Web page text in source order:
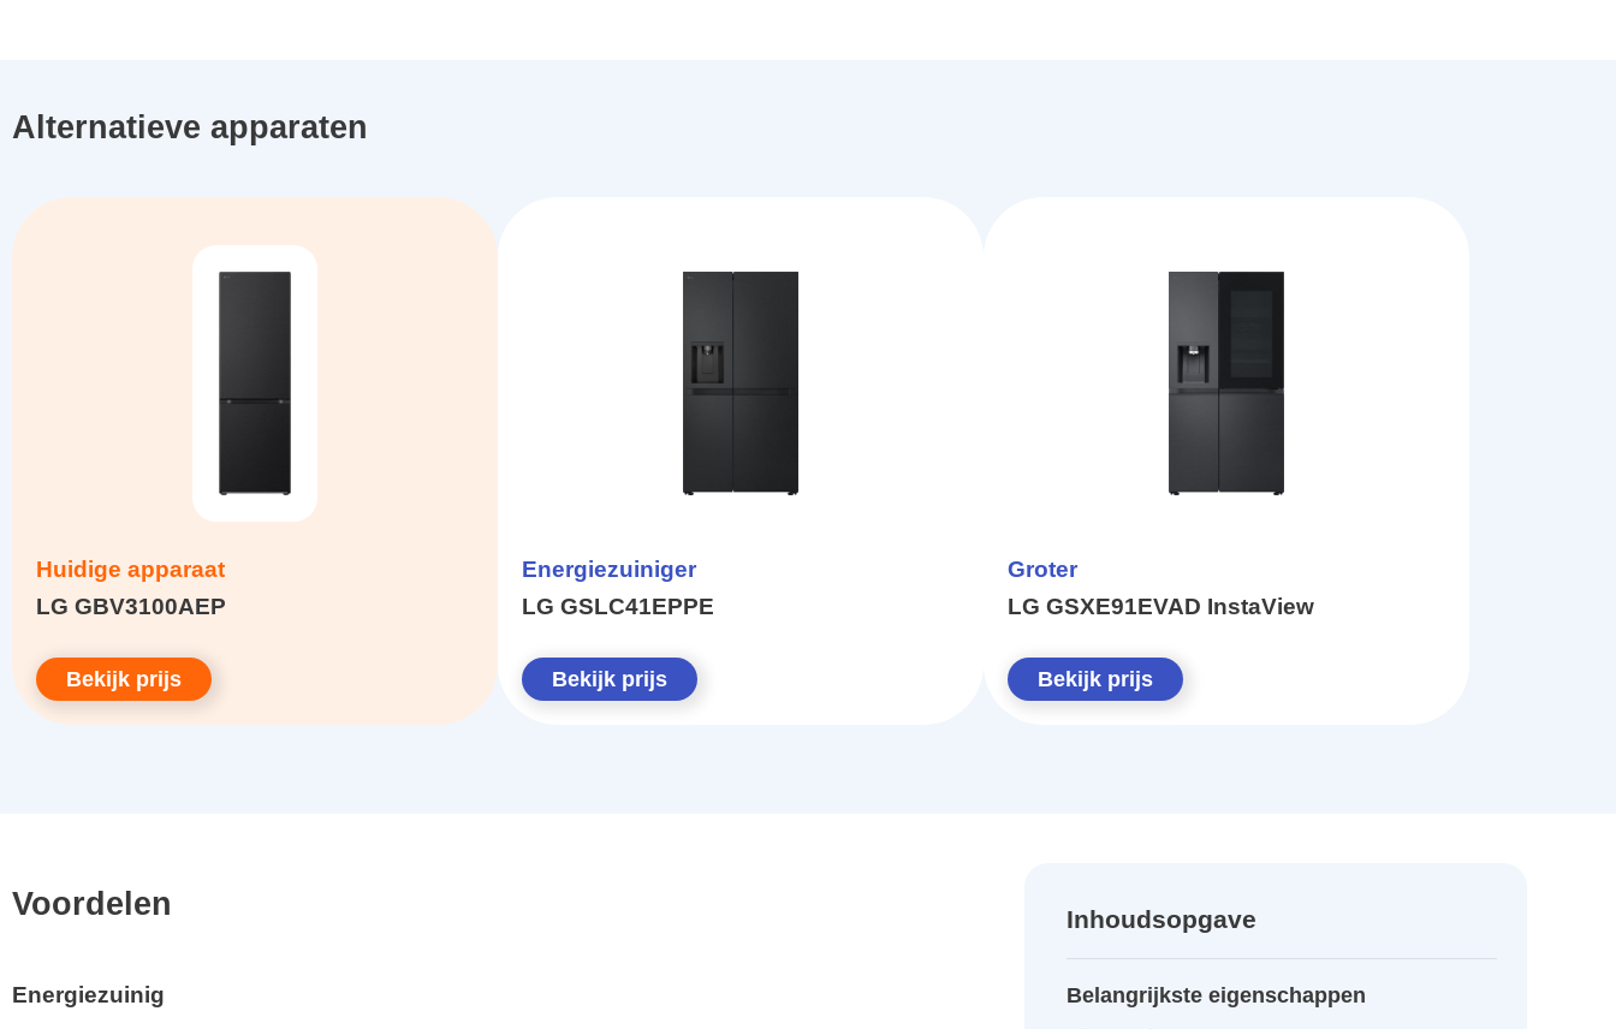
Alternatieve apparaten
Huidige apparaat
LG GBV3100AEP
Bekijk prijs
Energiezuiniger
LG GSLC41EPPE
Bekijk prijs
Groter
LG GSXE91EVAD InstaView
Bekijk prijs
Voordelen
Energiezuinig
Inhoudsopgave
Belangrijkste eigenschappen